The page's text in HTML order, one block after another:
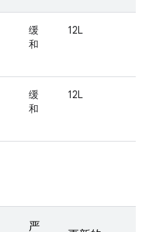
缓
和
12L
缓
和
12L
严